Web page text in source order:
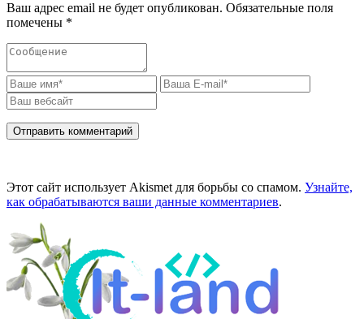
Ваш адрес email не будет опубликован. Обязательные поля
помечены *
Этот сайт использует Akismet для борьбы со спамом. Узнайте,
как обрабатываются ваши данные комментариев.